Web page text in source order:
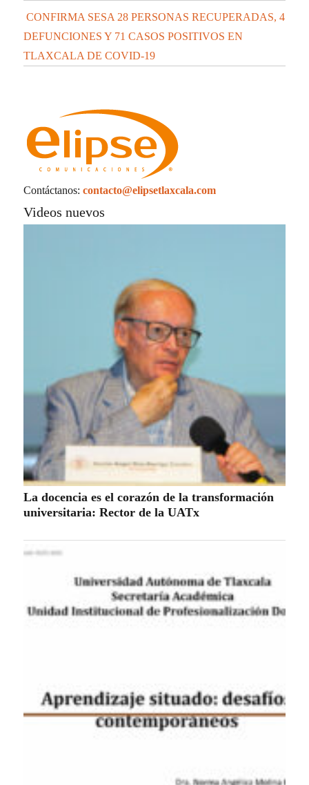
CONFIRMA SESA 28 PERSONAS RECUPERADAS, 4
DEFUNCIONES Y 71 CASOS POSITIVOS EN
TLAXCALA DE COVID-19
Contáctanos: contacto@elipsetlaxcala.com
Videos nuevos
La docencia es el corazón de la transformación
universitaria: Rector de la UATx